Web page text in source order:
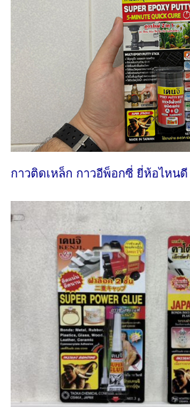
กาวติดเหล็ก กาวอีพ็อกซี่ ยี่ห้อไหน